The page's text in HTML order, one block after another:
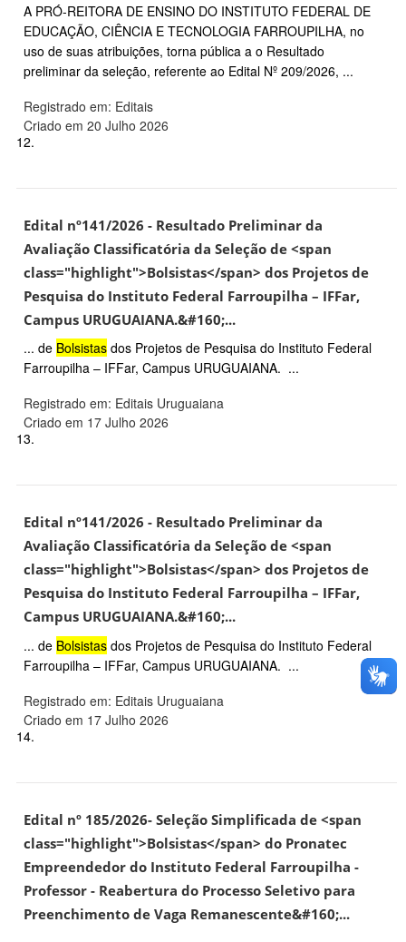
A PRÓ-REITORA DE ENSINO DO INSTITUTO FEDERAL DE
EDUCAÇÃO, CIÊNCIA E TECNOLOGIA FARROUPILHA, no
uso de suas atribuições, torna pública a o Resultado
preliminar da seleção, referente ao Edital Nº 209/2026, ...
Registrado em: Editais
Criado em 20 Julho 2026
12.
Edital nº141/2026 - Resultado Preliminar da
Avaliação Classificatória da Seleção de <span
class="highlight">Bolsistas</span> dos Projetos de
Pesquisa do Instituto Federal Farroupilha – IFFar,
Campus URUGUAIANA.&#160;...
... de Bolsistas dos Projetos de Pesquisa do Instituto Federal
Farroupilha – IFFar, Campus URUGUAIANA. ...
Registrado em: Editais Uruguaiana
Criado em 17 Julho 2026
13.
Edital nº141/2026 - Resultado Preliminar da
Avaliação Classificatória da Seleção de <span
class="highlight">Bolsistas</span> dos Projetos de
Pesquisa do Instituto Federal Farroupilha – IFFar,
Campus URUGUAIANA.&#160;...
... de Bolsistas dos Projetos de Pesquisa do Instituto Federal
Farroupilha – IFFar, Campus URUGUAIANA. ...
Registrado em: Editais Uruguaiana
Criado em 17 Julho 2026
14.
Edital nº 185/2026- Seleção Simplificada de <span
class="highlight">Bolsistas</span> do Pronatec
Empreendedor do Instituto Federal Farroupilha -
Professor - Reabertura do Processo Seletivo para
Preenchimento de Vaga Remanescente&#160;...